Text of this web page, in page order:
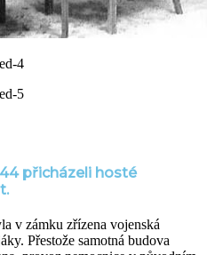
přicházeli hosté
v zámku zřízena vojenská
Přestože samotná budova